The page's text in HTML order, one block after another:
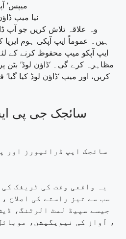
میپس’
‘نیا میپ
وہ علاقہ تلاش کریں جو آپ
ہیں۔ عموماً ایپ آپکی ہوم
ایپ آپکو میپ محفوظ کرنے کے
مظاہرہ کرے گی۔ ‘ڈاؤن لوڈ’ بٹن
کریں، اور میپ ‘ڈاؤن لوڈ کیا
سائجک جی پی
سائجک ایپ ڈرائیورز اور
یہ واقعی وقت کی ٹریفک
سب سے تیز راستے کی اصلاح
جیسے سپیڈ لمٹ الرٹنگ،
، آواز کی نیویگیشن،